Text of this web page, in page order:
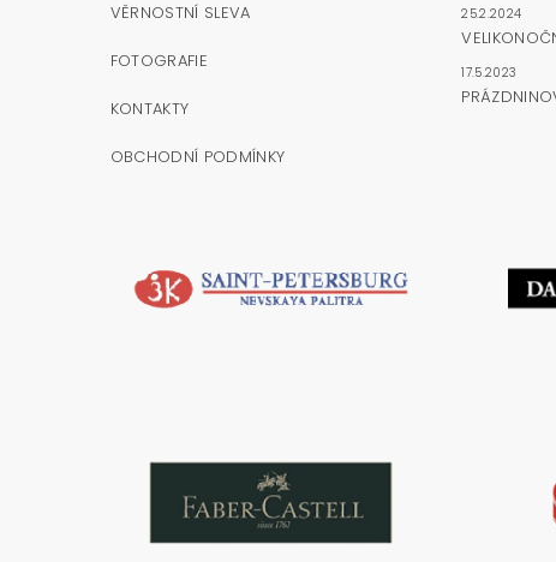
VĚRNOSTNÍ SLEVA
FOTOGRAFIE
KONTAKTY
OBCHODNÍ PODMÍNKY
25.2.2024
17.5.2023